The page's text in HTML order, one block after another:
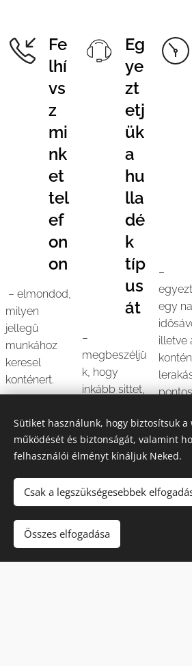
Fe
lhí
vs
z
mi
nk
et
tel
ef
on
on
– elmondod,
milyen
jellegű
munkához
keresel
konténert.
Eg
ye
zt
etj
ük
a
hu
lla
dé
k
típ
us
át
–
megbeszéljü
k, hogy
inkább sittet,
hulladékot
vagy
mindkettőt
szeretnél
elszállíttatni,
és segítünk a
megfelelő
méret
kiválasztásá
–
egy
illetve
pontos
Sütiket használunk, hogy biztosítsuk
működését és biztonságát, valamint
felhasználói élményt kínáljuk Neked.
Csak a legszükségesebbek
Összes elfogadása